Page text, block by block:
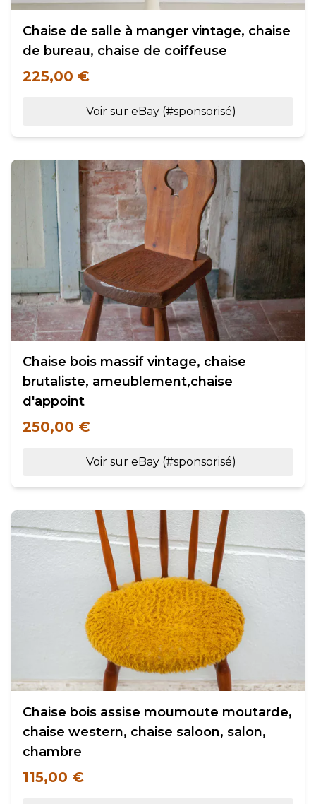
Chaise de salle à manger vintage, chaise
de bureau, chaise de coiffeuse
225,00 €
Voir sur eBay (#sponsorisé)
Chaise bois massif vintage, chaise
brutaliste, ameublement,chaise
d'appoint
250,00 €
Voir sur eBay (#sponsorisé)
Chaise bois assise moumoute moutarde,
chaise western, chaise saloon, salon,
chambre
115,00 €